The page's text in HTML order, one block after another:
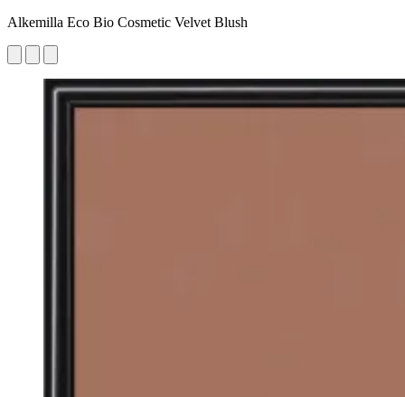
Alkemilla Eco Bio Cosmetic Velvet Blush